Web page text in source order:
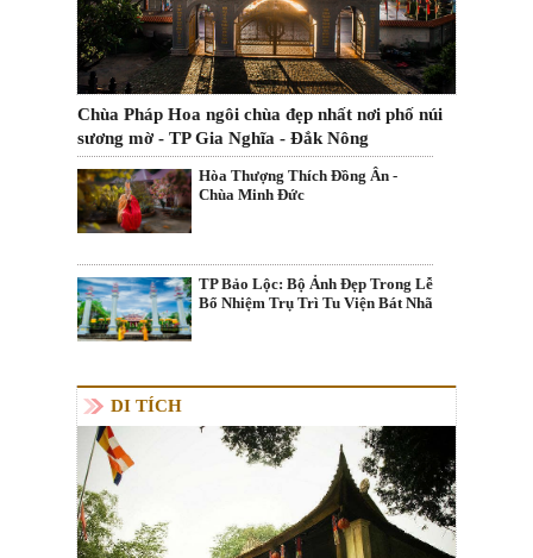
Chùa Pháp Hoa ngôi chùa đẹp nhất nơi phố núi
sương mờ - TP Gia Nghĩa - Đắk Nông
Hòa Thượng Thích Đồng Ân -
Chùa Minh Đức
TP Bảo Lộc: Bộ Ảnh Đẹp Trong Lễ
Bổ Nhiệm Trụ Trì Tu Viện Bát Nhã
DI TÍCH